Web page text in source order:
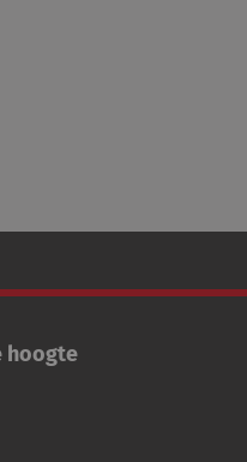
hoogte